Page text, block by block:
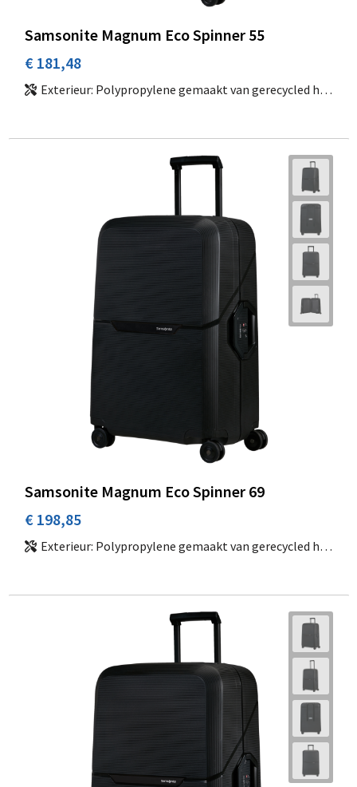
Samsonite Magnum Eco Spinner 55
€ 181,48
Exterieur: Polypropylene gemaakt van gerecycled huishoudelijk afval | Interieur: 100% gerecycled PET
Samsonite Magnum Eco Spinner 69
€ 198,85
Exterieur: Polypropylene gemaakt van gerecycled huishoudelijk afval | Interieur: 100% gerecycled PET